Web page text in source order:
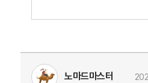
노마드마스터